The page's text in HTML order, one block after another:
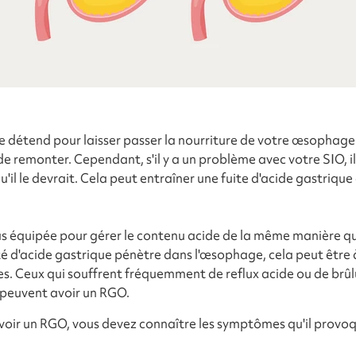
pour laisser passer la nourriture de votre
remonter. Cependant, s'il y a un problème avec votre SIO,
le devrait. Cela peut entraîner une fuite d'acide
équipée pour gérer le contenu acide de la même manière
d'acide gastrique pénètre dans l'œsophage, cela peut être
Ceux qui souffrent fréquemment de reflux acide ou de
avoir un RGO.
un RGO, vous devez connaître les symptômes qu'il